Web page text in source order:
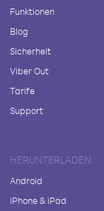
Funktionen
Blog
Sicherheit
Viber Out
Tarife
Support
HERUNTERLADEN
Android
iPhone & iPad